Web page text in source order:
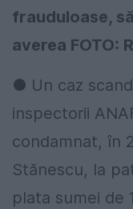
frauduloase,
averea FOTO:
● Un caz
inspectorii
condamnat, în
Stănescu, la
plata sumei de